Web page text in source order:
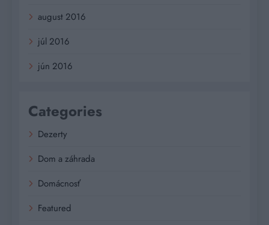
august 2016
júl 2016
jún 2016
Categories
Dezerty
Dom a záhrada
Domácnosť
Featured